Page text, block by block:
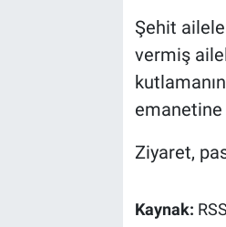
Şehit
vermiş
emanetine
Ziyaret,
Kaynak: RSS